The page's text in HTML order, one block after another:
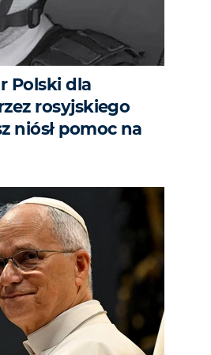
Polski dla
rosyjskiego
niósł pomoc na